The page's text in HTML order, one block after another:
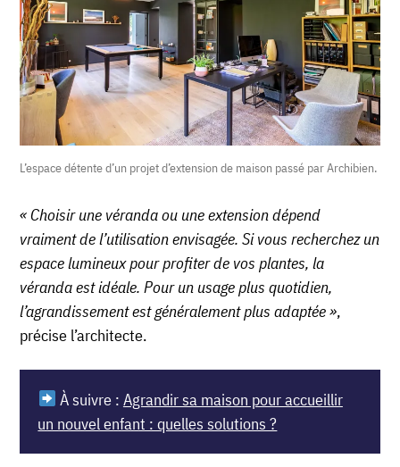
L’espace détente d’un projet d’extension de maison passé par Archibien.
« Choisir une véranda ou une extension dépend
vraiment de l’utilisation envisagée. Si vous recherchez un
espace lumineux pour profiter de vos plantes, la
véranda est idéale. Pour un usage plus quotidien,
l’agrandissement est généralement plus adaptée »,
précise l’architecte.
À suivre : Agrandir sa maison pour accueillir
un nouvel enfant : quelles solutions ?